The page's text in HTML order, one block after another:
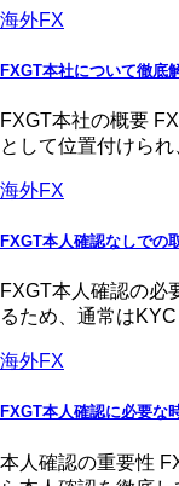
海外FX
FXGT本社について徹底
FXGT本社の概要
として位置付けられ
海外FX
FXGT本人確認なしでの
FXGT本人確認の必
るため、通常はKYC
海外FX
FXGT本人確認に必要な
本人確認の重要性